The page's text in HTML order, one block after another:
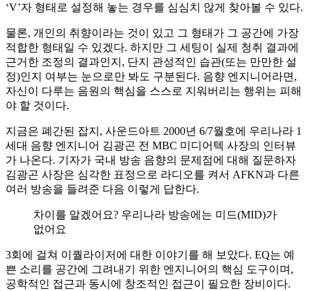
‘V’자 형태로 설정해 놓는 경우를 심심치 않게 찾아볼 수 있다.
물론, 개인의 취향이라는 것이 있고 그 형태가 그 공간에 가장
적합한 형태일 수 있겠다. 하지만 그 세팅이 실제 청취 결과에
근거한 조정의 결과인지, 단지 관성적인 습관(또는 만만한 설
정)인지 여부는 눈으로만 봐도 구분된다. 음향 엔지니어라면,
자신이 다루는 음원의 핵심을 스스로 지워버리는 행위는 피해
야 할 것이다.
지금은 폐간된 잡지, 사운드아트 2000년 6/7월호에 우리나라 1
세대 음향 엔지니어 김광곤 전 MBC 미디어텍 사장의 인터뷰
가 나온다. 기자가 국내 방송 음향의 문제점에 대해 질문하자
김광곤 사장은 심각한 표정으로 라디오를 켜서 AFKN과 다른
여러 방송을 들려준 다음 이렇게 답한다.
차이를 알겠어요? 우리나라 방송에는 미드(MID)가
없어요
3회에 걸쳐 이퀄라이저에 대한 이야기를 해 보았다. EQ는 예
쁜 소리를 공간에 그려내기 위한 엔지니어의 핵심 도구이며,
공학적인 접근과 동시에 창조적인 접근이 필요한 장비이다.